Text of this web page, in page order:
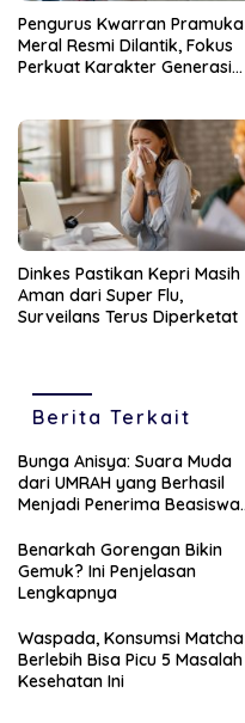
Pengurus Kwarran Pramuka
Meral Resmi Dilantik, Fokus
Perkuat Karakter Generasi
Dinkes Pastikan Kepri Masih
Aman dari Super Flu,
Surveilans Terus Diperketat
Berita Terkait
Bunga Anisya: Suara Muda
dari UMRAH yang Berhasil
Menjadi Penerima Beasiswa
Benarkah Gorengan Bikin
Gemuk? Ini Penjelasan
Lengkapnya
Waspada, Konsumsi Matcha
Berlebih Bisa Picu 5 Masalah
Kesehatan Ini